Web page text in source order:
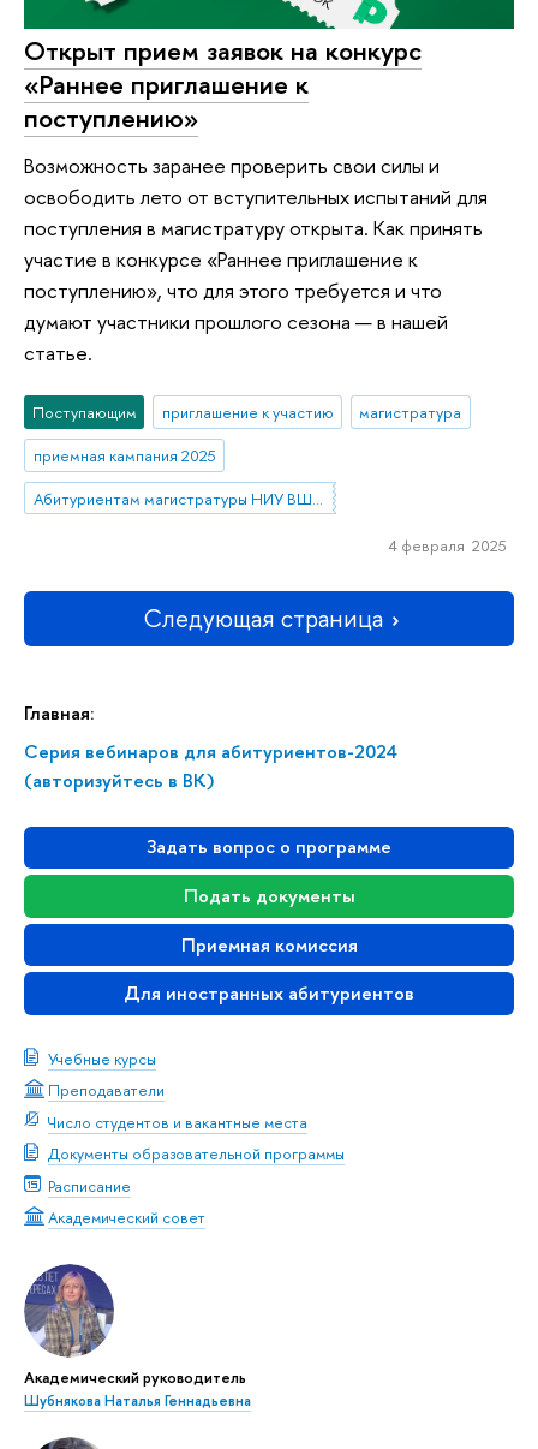
Главная:
Серия вебинаров для абитуриентов-2024
(авторизуйтесь в ВК)
Задать вопрос о программе
Подать документы
Приемная комиссия
Для иностранных абитуриентов
Учебные курсы
Преподаватели
Число студентов и вакантные места
Документы образовательной программы
Расписание
Академический совет
Академический руководитель
Шубнякова Наталья Геннадьевна
Открыт прием заявок на конкурс
«Раннее приглашение к
поступлению»
Возможность заранее проверить свои силы и
освободить лето от вступительных испытаний для
поступления в магистратуру открыта. Как принять
участие в конкурсе «Раннее приглашение к
поступлению», что для этого требуется и что
думают участники прошлого сезона — в нашей
статье.
Поступающим приглашение к участию
магистратура
приемная кампания 2025
4 февраля 2025
Следующая страница